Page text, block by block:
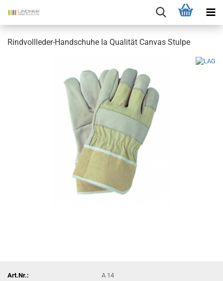
Rindvollleder-Handschuhe Ia Qualität Canvas Stulpe
Art.Nr.:
A 14